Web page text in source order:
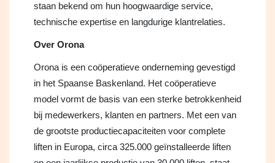
staan bekend om hun hoogwaardige service,
technische expertise en langdurige klantrelaties.
Over Orona
Orona is een coöperatieve onderneming gevestigd
in het Spaanse Baskenland. Het coöperatieve
model vormt de basis van een sterke betrokkenheid
bij medewerkers, klanten en partners. Met een van
de grootste productiecapaciteiten voor complete
liften in Europa, circa 325.000 geïnstalleerde liften